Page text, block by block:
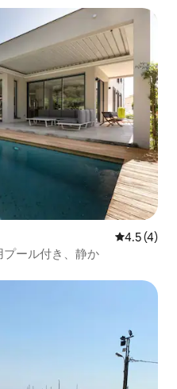
レビュー4
4.5 (4)
プール付き、静か